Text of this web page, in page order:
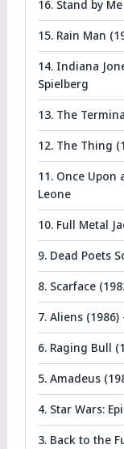
16. Stand by
15. Rain Man
14. Indiana
Spielberg
13. The
12. The Thing
11. Once Upon
Leone
10. Full Metal
9. Dead Poets
8. Scarface
7. Aliens (1986)
6. Raging Bull
5. Amadeus
4. Star Wars:
3. Back to the